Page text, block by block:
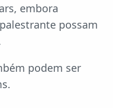
embora
possam
podem ser